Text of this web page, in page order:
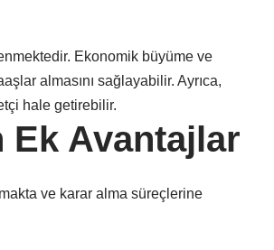
Ekonomik büyüme ve
almasını sağlayabilir. Ayrıca,
hale getirebilir.
Avantajlar
ve karar alma süreçlerine